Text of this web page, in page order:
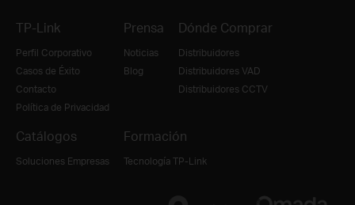
TP-Link
Perfil Corporativo
Casos de Éxito
Contacto
Política de Privacidad
Prensa
Noticias
Blog
Dónde Comprar
Distribuidores
Distribuidores VAD
Distribuidores CCTV
Catálogos
Soluciones Empresas
Formación
Tecnología TP-Link